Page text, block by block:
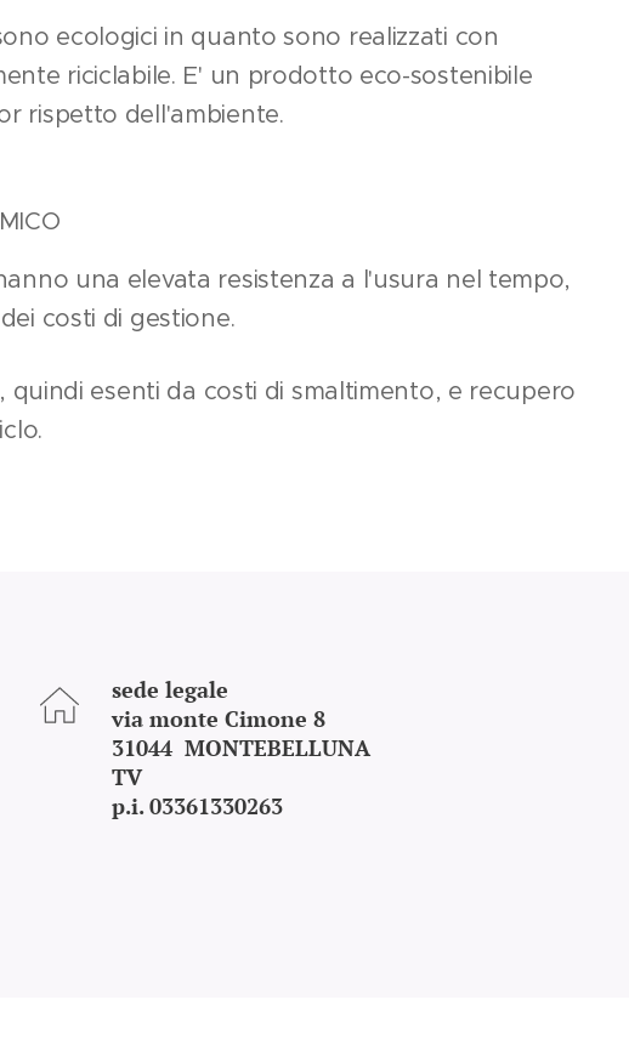
ecologici in quanto sono realizzati con
riciclabile. E' un prodotto eco-sostenibile
rispetto dell'ambiente.
una elevata resistenza a l'usura nel tempo,
costi di gestione.
quindi esenti da costi di smaltimento, e recupero
sede legale
via monte Cimone 8
31044 MONTEBELLUNA
TV
p.i. 03361330263